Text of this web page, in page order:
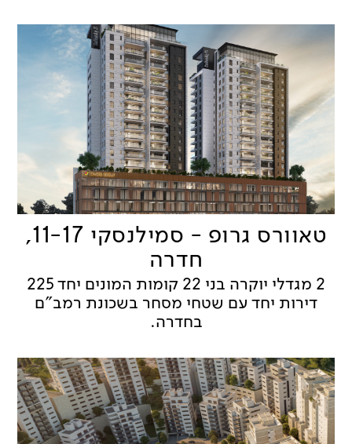
טאוורס גרופ - סמילנסקי 11-17,
חדרה
2 מגדלי יוקרה בני 22 קומות המונים יחד 225
דירות יחד עם שטחי מסחר בשכונת רמב"ם
בחדרה.